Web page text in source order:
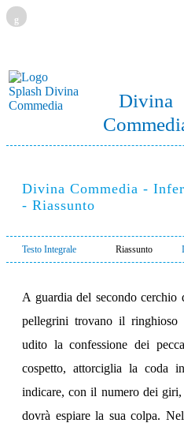
g
Divina
Divina Commedia -
- Riassunto
Testo Integrale Riassunto
A guardia del secondo
pellegrini trovano il ringhioso
udito la confessione dei
cospetto, attorciglia la coda
indicare, con il numero dei
dovrà espiare la sua colpa.